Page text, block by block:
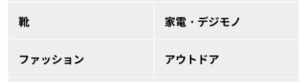
靴 家電・デジモノ
ファッション アウトドア